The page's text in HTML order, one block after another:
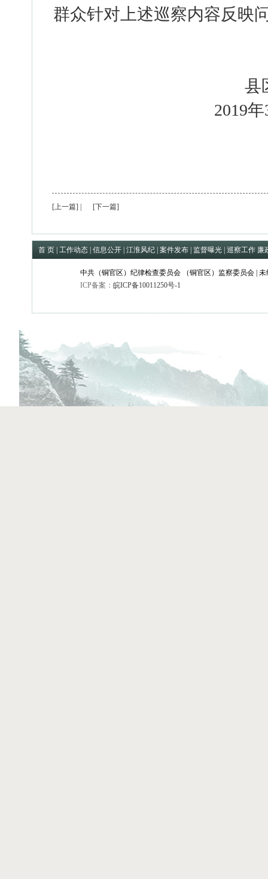
群众针对上述巡察内容反映
县
2019年
[上一篇] [下一篇]
首 页 工作动态 信息公开 江淮风纪 案件发布 监督曝光 巡察工作 廉
中共（铜官区）纪律检查委员会 （铜官区）监察委员会 |
ICP备案： 皖ICP备10011250号-1